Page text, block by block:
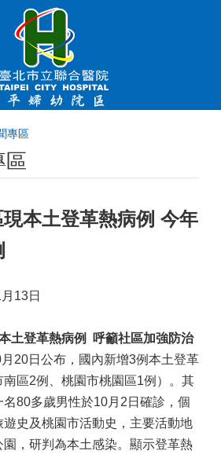
專區
區
本土登革熱病例 今年
13日
土登革熱病例
呼籲社區加強防治
20日公布，國內新增3例本土登革
區2例、桃園市桃園區1例）。其
80多歲男性於10月2日確診，個
史及桃園市活動史，主要活動地
，研判為本土感染。顯示登革熱